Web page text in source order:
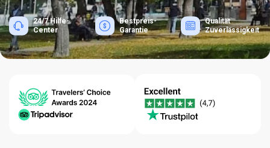
24/7 Hilfe-
Center
Bestpreis-
Garantie
Qualität
Zuverlässigkeit